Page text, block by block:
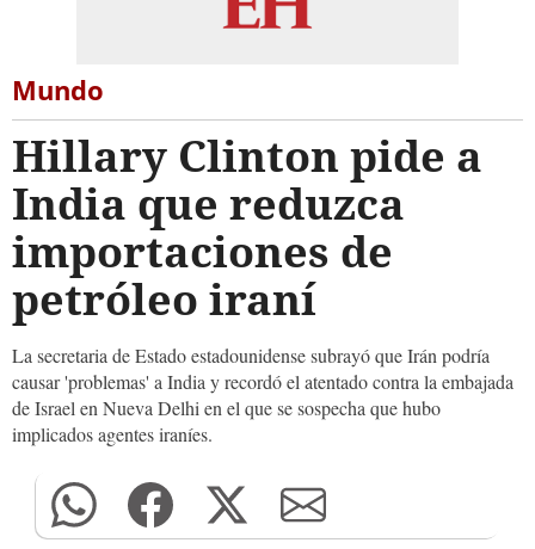
Mundo
Hillary Clinton pide a
India que reduzca
importaciones de
petróleo iraní
La secretaria de Estado estadounidense subrayó que Irán podría
causar 'problemas' a India y recordó el atentado contra la embajada
de Israel en Nueva Delhi en el que se sospecha que hubo
implicados agentes iraníes.